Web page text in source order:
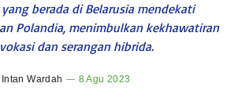
berada di Belarusia mendekati
Polandia, menimbulkan kekhawatiran
dan serangan hibrida.
Intan Wardah 8 Agu 2023